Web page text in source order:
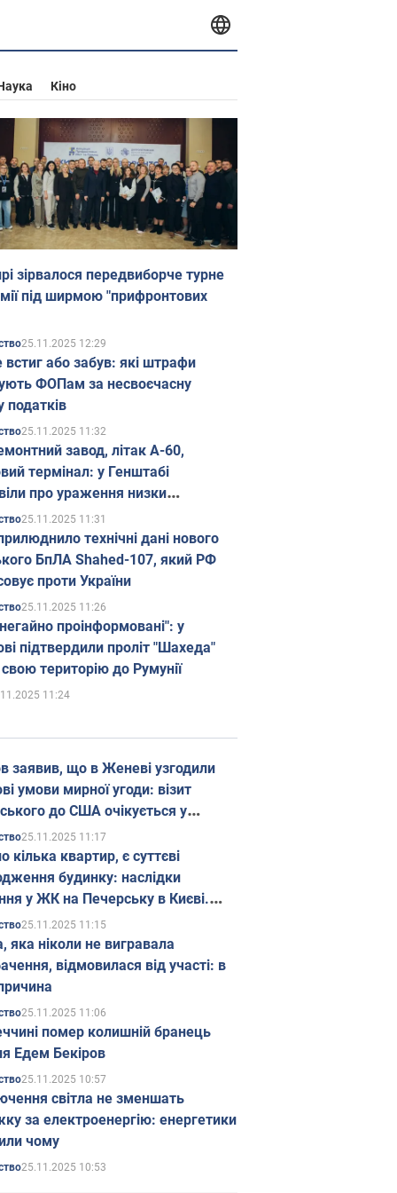
Кіно
зірвалося передвиборче турне
під ширмою "прифронтових
25.11.2025 12:29
встиг або забув: які штрафи
ФОПам за несвоєчасну
податків
25.11.2025 11:32
завод, літак А-60,
термінал: у Генштабі
про ураження низки
об'єктів Росії
25.11.2025 11:31
технічні дані нового
БпЛА Shahed-107, який РФ
проти України
25.11.2025 11:26
проінформовані": у
підтвердили проліт "Шахеда"
територію до Румунії
11:24
заявив, що в Женеві узгодили
умови мирної угоди: візит
до США очікується у
25.11.2025 11:17
кілька квартир, є суттєві
будинку: наслідки
у ЖК на Печерську в Києві.
25.11.2025 11:15
яка ніколи не вигравала
відмовилася від участі: в
25.11.2025 11:06
помер колишній бранець
Едем Бекіров
25.11.2025 10:57
світла не зменшать
за електроенергію: енергетики
чому
25.11.2025 10:53